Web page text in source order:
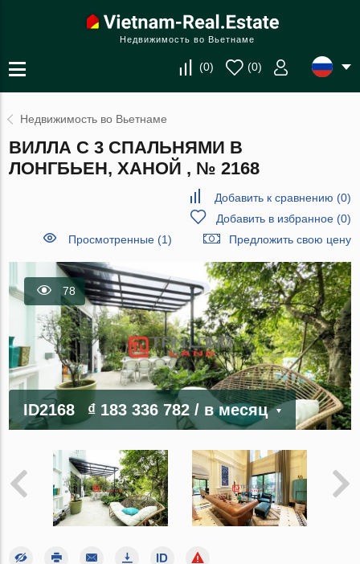
Недвижимость во Вьетнаме
(0) (0)
Недвижимость во Вьетнаме
ВИЛЛА С 3 СПАЛЬНЯМИ В
ЛОНГБЬЕН, ХАНОЙ , № 2168
Добавить к сравнению (0)
Добавить в избранное(0)
Просмотренные (1)
Предложить свою цену
78
ID2168 ₫ 183 336 782/ в месяц